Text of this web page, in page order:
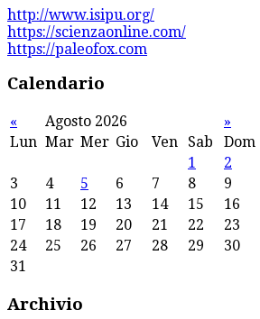
http://www.isipu.org/
https://scienzaonline.com/
https://paleofox.com
Calendario
« Agosto 2026
»
Lun Mar Mer Gio Ven Sab
Dom
1
2
3
4 5 6 7 8
9
10
11 12 13 14 15
16
17
18 19 20 21 22
23
24
25 26 27 28 29
30
31
Archivio